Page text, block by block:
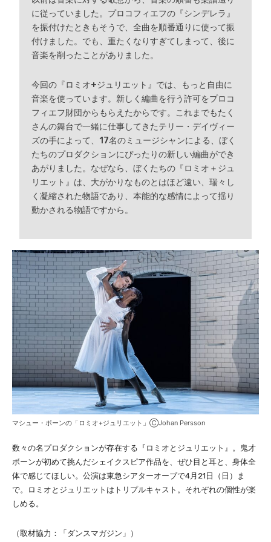
に従っていました。プロコフィエフの『シンデレラ』
を振付けたときもそうで、全曲を順番通りに使って振
付けました。でも、重たくなりすぎてしまって、後に
音楽を削ったことがありました。
今回の『ロミオ+ジュリエット』では、もっと自由に
音楽を使っています。新しく編曲を行う許可をプロコ
フィエフ財団からもらえたからです。これまでもたく
さんの舞台で一緒に仕事してきたテリー・デイヴィー
ズの手によって、17名のミュージシャンによる、ぼく
たちのプロダクションにぴったりの新しい編曲ができ
あがりました。なぜなら、ぼくたちの『ロミオ＋ジュ
リエット』は、大がかりなものとはほど遠い、瑞々し
く凝縮された物語であり、本能的な感情によって揺り
動かされる物語ですから。
マシュー・ボーンの「ロミオ+ジュリエット」ⒸJohan Persson
数々の名プロダクションが存在する『ロミオとジュリエット』。鬼才
ボーンが初めて挑んだシェイクスピア作品を、ぜひ目と耳と、身体全
体で感じてほしい。公演は東急シアターオーブで4月21日（日）ま
で。ロミオとジュリエットはトリプルキャスト。それぞれの個性が楽
しめる。
（取材協力：「ダンスマガジン」）